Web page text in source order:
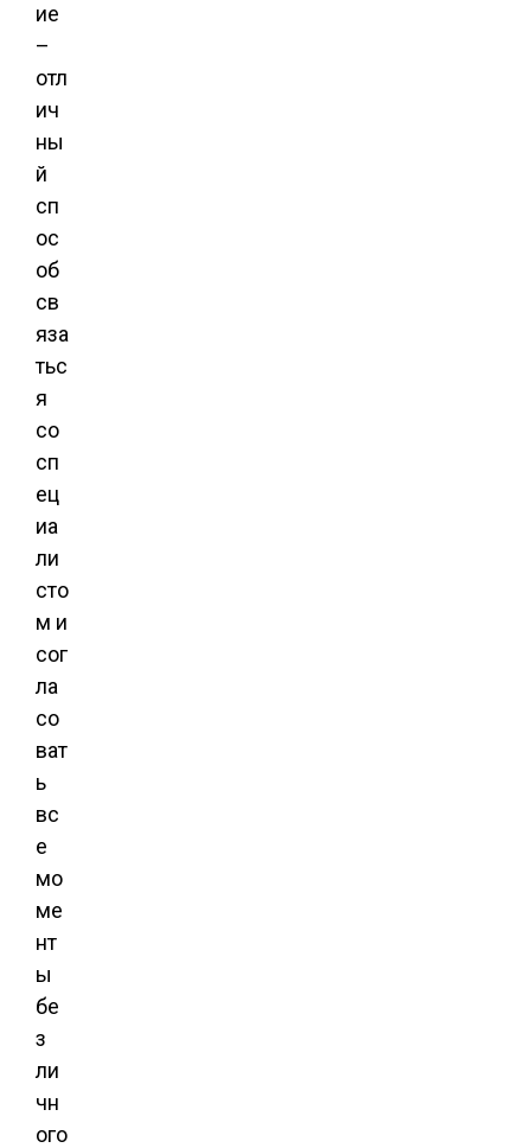
ие
–
отл
ич
ны
й
сп
ос
об
св
яза
тьс
я
со
сп
ец
иа
ли
сто
м и
сог
ла
со
ват
ь
вс
е
мо
ме
нт
ы
бе
з
ли
чн
ого